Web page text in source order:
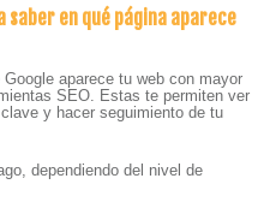
en qué página aparece
aparece tu web con mayor
SEO. Estas te permiten ver
y hacer seguimiento de tu
dependiendo del nivel de